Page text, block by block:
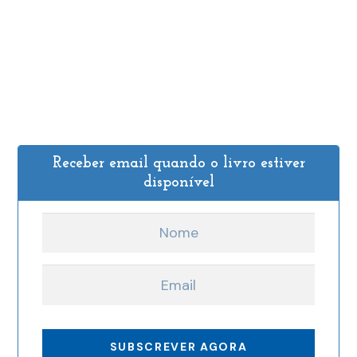
Receber email quando o livro estiver
disponível